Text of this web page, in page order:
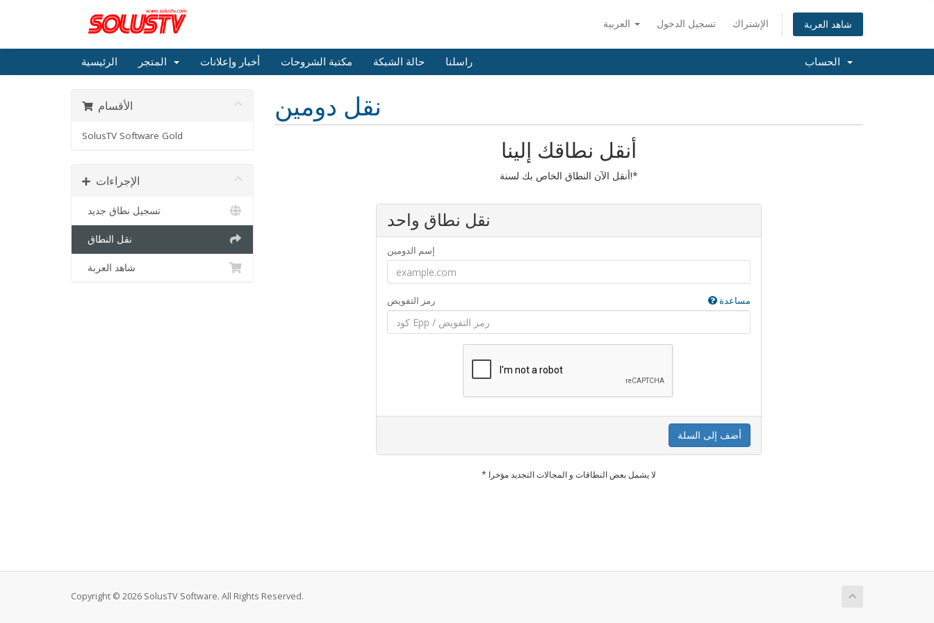
تسجيل الدخول الإشتراك شاهد العربة
الرئيسية أخبار وإعلانات مكتبة الشروحات حالة الشبكة راسلنا
الأقسام
SolusTV Software Gold
الإجراءات
تسجيل نطاق جديد
نقل النطاق
شاهد العربة
نقل دومين
أنقل نطاقك إلينا
أنقل الآن النطاق الخاص بك لسنة!*
نقل نطاق واحد
إسم الدومين
رمز التفويض مساعدة
أضف إلى السلة
* لا يشمل بعض النطاقات و المجالات التجديد مؤخرا
Copyright © 2026 SolusTV Software. All Rights Reserved.